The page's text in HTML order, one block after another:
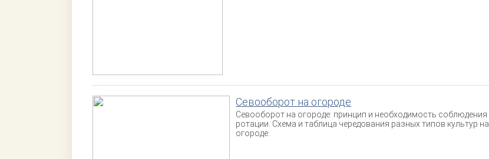
Севооборот на огороде
Севооборот на огороде: принцип и необходимость соблюдения
ротации. Схема и таблица чередования разных типов культур на
огороде.